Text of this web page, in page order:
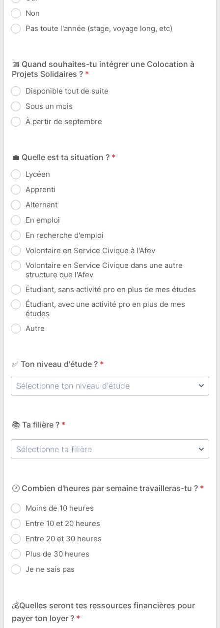
Non
Pas toute l'année (stage, voyage long, etc)
📅 Quand souhaites-tu intégrer une Colocation à
Projets Solidaires ? *
Disponible tout de suite
Sous un mois
À partir de septembre
💼 Quelle est ta situation ? *
Lycéen
Apprenti
Alternant
En emploi
En recherche d'emploi
Volontaire en Service Civique à l'Afev
Volontaire en Service Civique dans une autre
structure que l'Afev
Étudiant, sans activité pro en plus de mes études
Étudiant, avec une activité pro en plus de mes
études
Autre
✅ Ton niveau d'étude ? *
📚 Ta filière ? *
🕐 Combien d'heures par semaine travailleras-tu ? *
Moins de 10 heures
Entre 10 et 20 heures
Entre 20 et 30 heures
Plus de 30 heures
Je ne sais pas
💰Quelles seront tes ressources financières pour
payer ton loyer ? *